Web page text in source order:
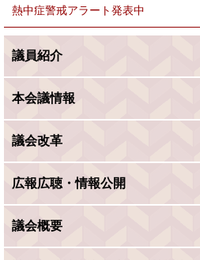
熱中症警戒アラート発表中
議員紹介
本会議情報
議会改革
広報広聴・情報公開
議会概要